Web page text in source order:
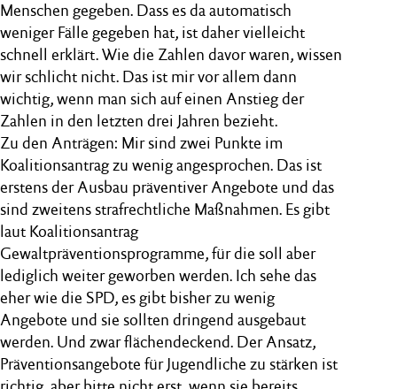
Menschen gegeben. Dass es da automatisch
weniger Fälle gegeben hat, ist daher vielleicht
schnell erklärt. Wie die Zahlen davor waren, wissen
wir schlicht nicht. Das ist mir vor allem dann
wichtig, wenn man sich auf einen Anstieg der
Zahlen in den letzten drei Jahren bezieht.
Zu den Anträgen: Mir sind zwei Punkte im
Koalitionsantrag zu wenig angesprochen. Das ist
erstens der Ausbau präventiver Angebote und das
sind zweitens strafrechtliche Maßnahmen. Es gibt
laut Koalitionsantrag
Gewaltpräventionsprogramme, für die soll aber
lediglich weiter geworben werden. Ich sehe das
eher wie die SPD, es gibt bisher zu wenig
Angebote und sie sollten dringend ausgebaut
werden. Und zwar flächendeckend. Der Ansatz,
Präventionsangebote für Jugendliche zu stärken ist